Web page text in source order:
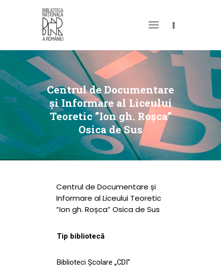
Centrul de Documentare
și Informare al Liceului
Teoretic ”Ion gh. Roșca”
Osica de Sus
DESPRE NOI
PERMISUL MEU DE
BIBLIOTECĂ
CATALOAGE ȘI
COLECȚII
BIBLIOTECA DIGITALĂ
CULTURALE
SPAȚII
NOUTĂȚI
Centrul de Documentare și
Informare al Liceului Teoretic
”Ion gh. Roșca” Osica de Sus
Tip bibliotecă
Biblioteci Școlare „CDI”